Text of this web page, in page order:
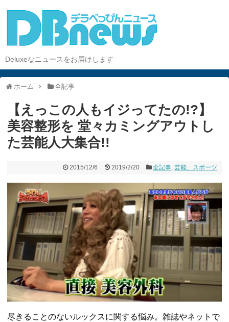
Deluxeなニュースをお届けします
ホーム 全記事
【えっこの人もイジってたの!?】
美容整形を 堂々カミングアウトし
た芸能人大集合!!
2015/12/6 2019/2/20 全記事,芸能、スポーツ
尽きることのないルックスに関する悩み。雑誌やネットで